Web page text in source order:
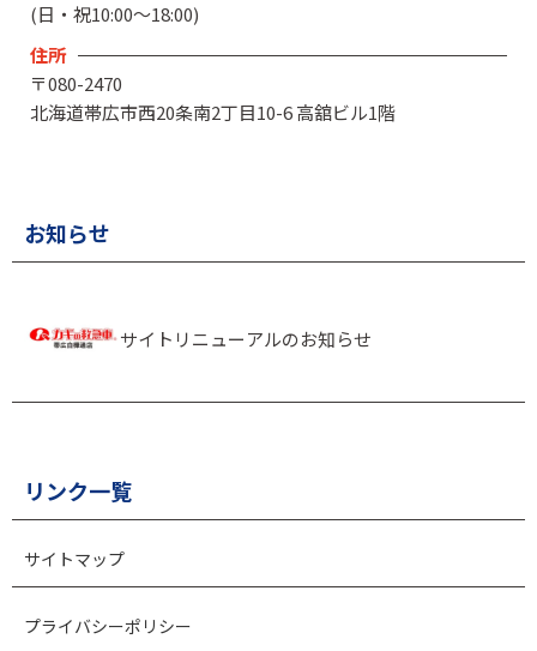
(日・祝10:00～18:00)
住所
〒080-2470
北海道帯広市西20条南2丁目10-6 高舘ビル1階
お知らせ
サイトリニューアルのお知らせ
リンク一覧
サイトマップ
プライバシーポリシー